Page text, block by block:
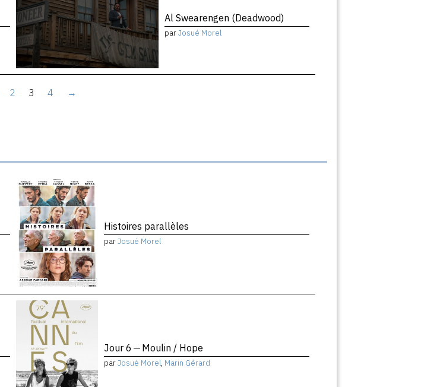
Al Swearengen (Deadwood)
parJosué Morel
2 3 4 →
Histoires parallèles
parJosué Morel
Jour 6 — Moulin / Hope
parJosué Morel, Marin Gérard